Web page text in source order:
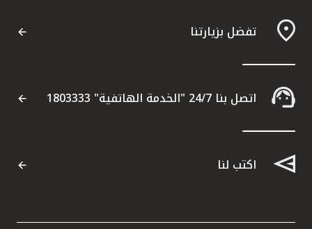
تفضل بزيارتنا
اتصل بنا 24/7 "الخدمة الهاتفية" 1803333
اكتب لنا